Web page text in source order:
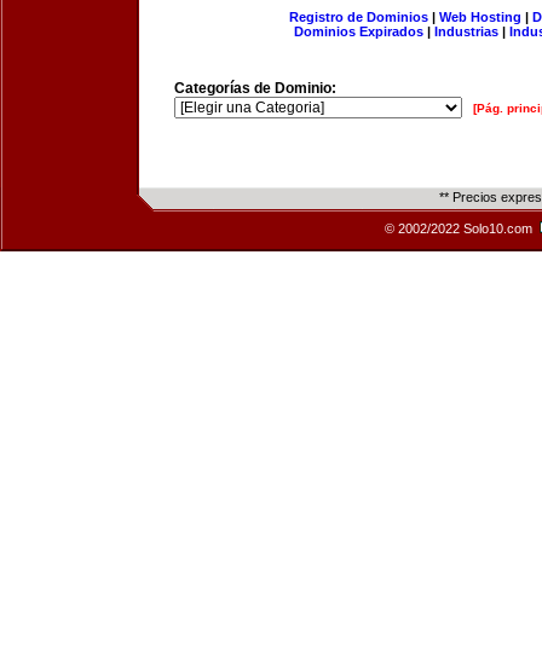
Registro de Dominios| Web Hosting |
Dominios Expirados | Industrias |
Categorías de Dominio:
[Pág.
** Precios
© 2002/2022 Solo10.com